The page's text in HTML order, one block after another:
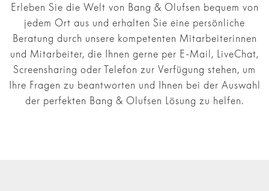
Erleben Sie die Welt von Bang & Olufsen bequem von
jedem Ort aus und erhalten Sie eine persönliche
Beratung durch unsere kompetenten Mitarbeiterinnen
und Mitarbeiter, die Ihnen gerne per E-Mail, LiveChat,
Screensharing oder Telefon zur Verfügung stehen, um
Ihre Fragen zu beantworten und Ihnen bei der Auswahl
der perfekten Bang & Olufsen Lösung zu helfen.